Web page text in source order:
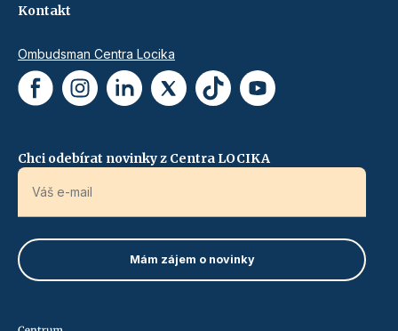
Kontakt
Ombudsman Centra Locika
Chci odebírat novinky z Centra LOCIKA